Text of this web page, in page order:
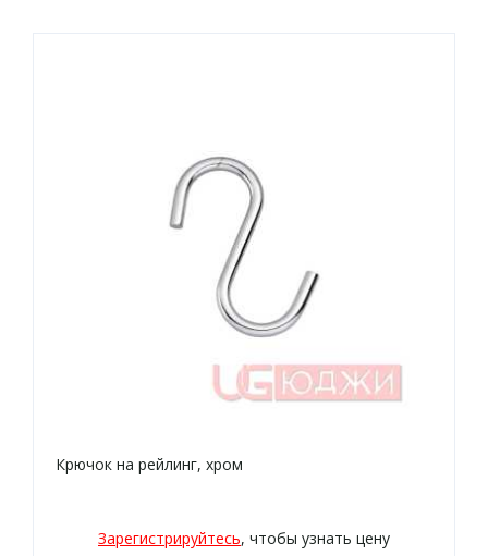
Крючок на рейлинг, хром
Зарегистрируйтесь, чтобы узнать цену